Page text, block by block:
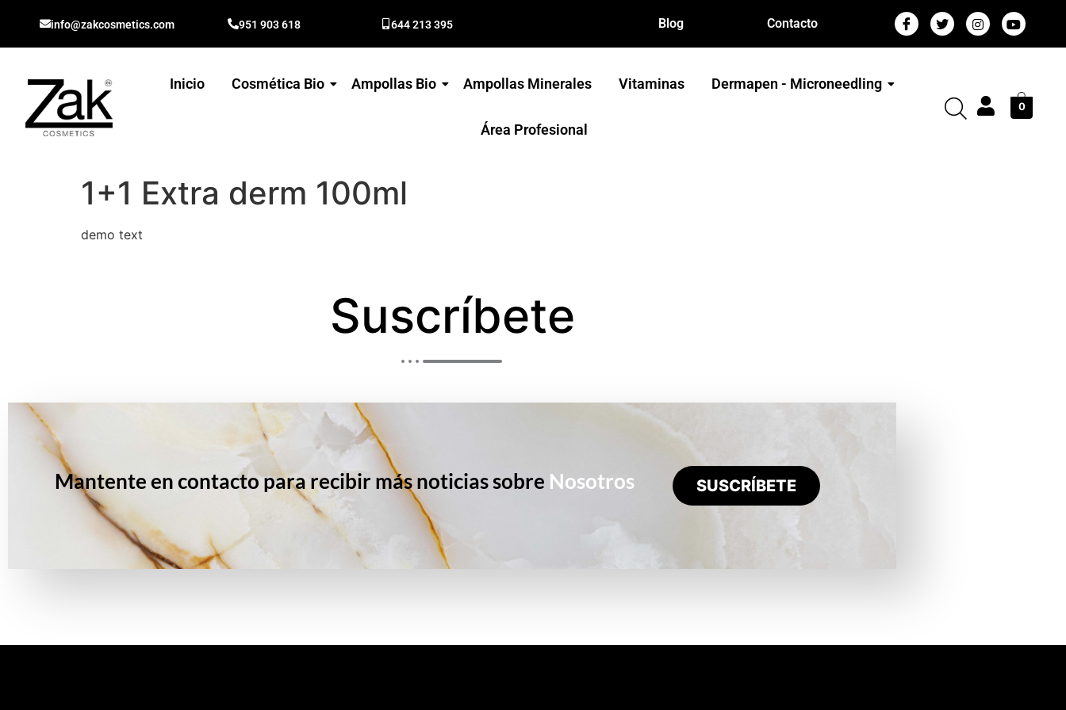
info@zakcosmetics.com 951 903 618 644 213 395 Blog Contacto
Inicio Cosmética Bio Ampollas Bio Ampollas Minerales Vitaminas Dermapen - Microneedling
Área Profesional
0
1+1 Extra derm 100ml
demo text
Suscríbete
Mantente en contacto para recibir más noticias sobre Nosotros SUSCRÍBETE